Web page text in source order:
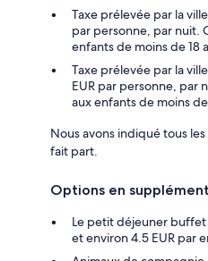
Taxe prélevée par la
par personne, par nuit.
enfants de moins de 18
Taxe prélevée par la
EUR par personne, par
aux enfants de moins de
Nous avons indiqué tous
fait part.
Options en supplément
Le petit déjeuner buffet
et environ 4.5 EUR par